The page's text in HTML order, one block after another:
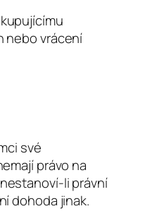
nebo vrácení
své
právo na
li právní
dohoda jinak.